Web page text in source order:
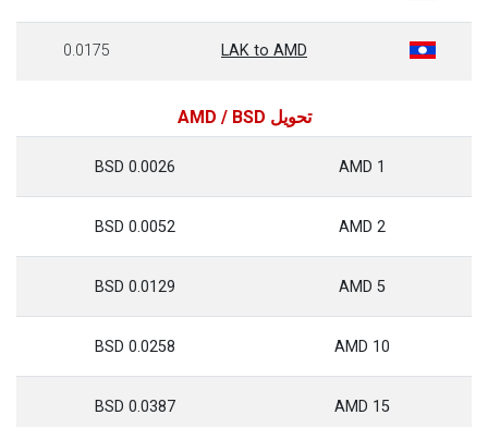
LAK to AMD
0.0175
تحويل AMD / BSD
1 AMD
0.0026 BSD
2 AMD
0.0052 BSD
5 AMD
0.0129 BSD
10 AMD
0.0258 BSD
15 AMD
0.0387 BSD